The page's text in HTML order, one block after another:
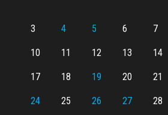
3 4 5 6 7
10 11 12 13 14
17 18 19 20 21
24 25 26 27 28